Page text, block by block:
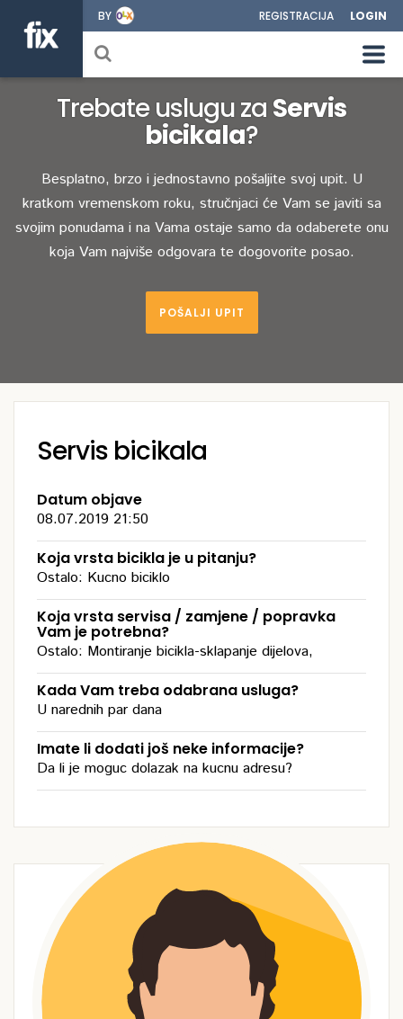
BY REGISTRACIJA LOGIN
Trebate uslugu za Servis
bicikala?
Besplatno, brzo i jednostavno pošaljite svoj upit. U
kratkom vremenskom roku, stručnjaci će Vam se javiti sa
svojim ponudama i na Vama ostaje samo da odaberete onu
koja Vam najviše odgovara te dogovorite posao.
POŠALJI UPIT
Servis bicikala
Datum objave
08.07.2019 21:50
Koja vrsta bicikla je u pitanju?
Ostalo: Kucno biciklo
Koja vrsta servisa / zamjene / popravka
Vam je potrebna?
Ostalo: Montiranje bicikla-sklapanje dijelova,
Kada Vam treba odabrana usluga?
U narednih par dana
Imate li dodati još neke informacije?
Da li je moguc dolazak na kucnu adresu?